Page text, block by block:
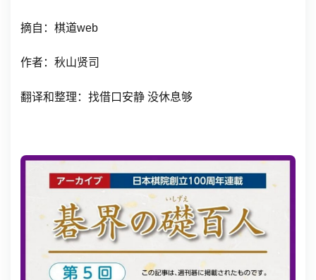
摘自：棋道web
作者：秋山贤司
翻译和整理：找借口安静 没休息够